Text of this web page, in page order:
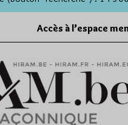
Accès à l’espace